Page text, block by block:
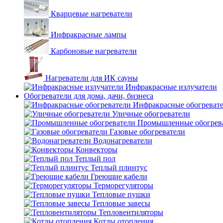
Кварцевые нагреватели
Инфракрасные лампы
Карбоновые нагреватели
Нагреватели для ИК сауны
Инфракрасные излучатели
Обогреватели для дома, дачи, бизнеса
Инфракрасные
Уличные обогреватели
Промышленные
Газовые обогреватели
Водонагреватели
Конвекторы
Теплый пол
Теплый плинтус
Греющие кабели
Терморегуляторы
Тепловые пушки
Тепловые завесы
Тепловентиляторы
Котлы отопления